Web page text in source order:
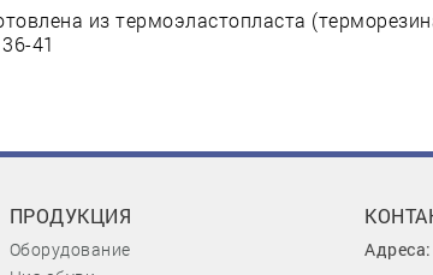
из термоэластопласта
41
ПРОДУКЦИЯ
Оборудование
Адреса: